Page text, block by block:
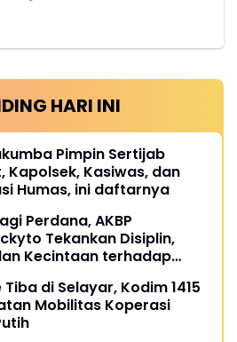
HARI INI
Pimpin Sertijab
Kapolsek, Kasiwas, dan
Humas, ini daftarnya
Perdana, AKBP
Tekankan Disiplin,
Kecintaan terhadap
di Selayar, Kodim 1415
Mobilitas Koperasi